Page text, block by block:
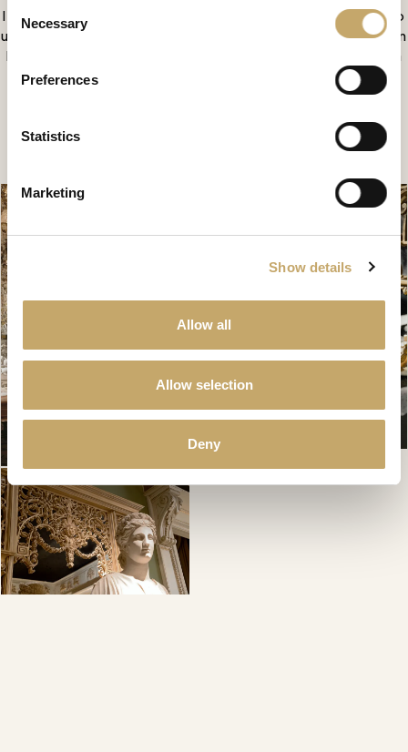
Selection
Necessary
Preferences
Statistics
Marketing
Show details
Allow all
Allow selection
Deny
l'eccellenza artigianale e il pregio dei materiali, creando
un’atmosfera di grande impatto visivo. La sua cornice in
legno di faggio, finemente intagliata a mano, presenta
un ricco intreccio di motivi ornamentali che
conferiscono profondità e carattere.